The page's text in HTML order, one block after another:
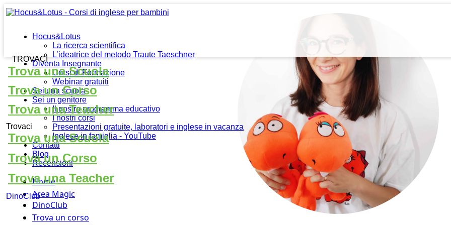
Hocus&Lotus
La ricerca scientifica
L’ideatrice del metodo Traute Taeschner
Diventa Insegnante
Corsi di Formazione
Webinar gratuiti
Sei una scuola
Sei un genitore
Il nostro programma educativo
I nostri corsi
Presentazioni gratuite, laboratori e inglese in vacanza
Inglese in famiglia - YouTube
Contatti
Blog
Recensioni
Home
Area Magic
DinoClub
Trova un corso
TROVACI
Trova una Scuola
Trova un Corso
Trova una Teacher
Trovaci
Trova una Scuola
Trova un Corso
Trova una Teacher
DinoClub